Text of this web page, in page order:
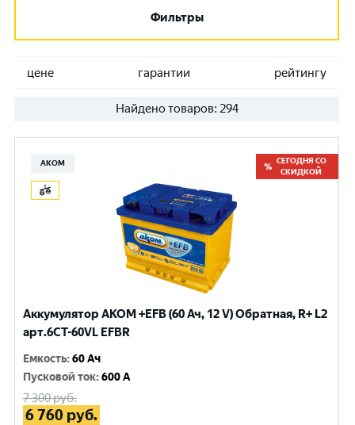
Фильтры
цене гарантии рейтингу
Найдено товаров: 294
АКОМ
СЕГОДНЯ СО
СКИДКОЙ
Аккумулятор AKOM +EFB (60 Ач, 12 V) Обратная, R+ L2
арт.6CТ-60VL EFBR
Емкость:60 Ач
Пусковой ток:600 A
7 300руб.
6 760 руб.